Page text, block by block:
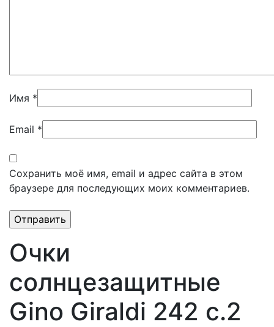
Имя *
Email *
Сохранить моё имя, email и адрес сайта в этом
браузере для последующих моих комментариев.
Очки
солнцезащитные
Gino Giraldi 242 с.2